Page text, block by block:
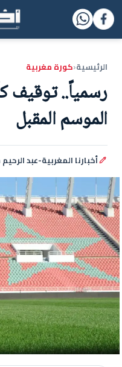
الرئيسية‹كورة مغربية
رسمياً.. توقيف
الموسم المقبل
أخبارنا المغربية-عبد